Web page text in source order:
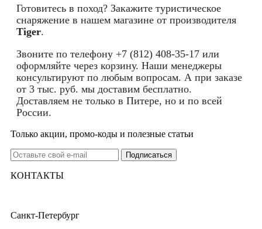
Готовитесь в поход? Закажите туристическое
снаряжение в нашем магазине от производителя
Tiger.
Звоните по телефону +7 (812) 408-35-17 или
оформляйте через корзину. Наши менеджеры
консультируют по любым вопросам. А при заказе
от 3 тыс. руб. мы доставим бесплатно.
Доставляем не только в Питере, но и по всей
России.
Только акции, промо-коды и полезные статьи
КОНТАКТЫ
Санкт-Петербург